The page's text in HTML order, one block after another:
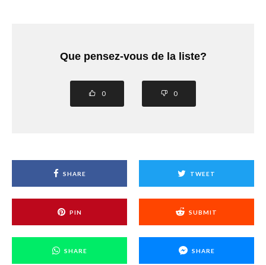
Que pensez-vous de la liste?
0 0
SHARE TWEET
PIN SUBMIT
SHARE SHARE